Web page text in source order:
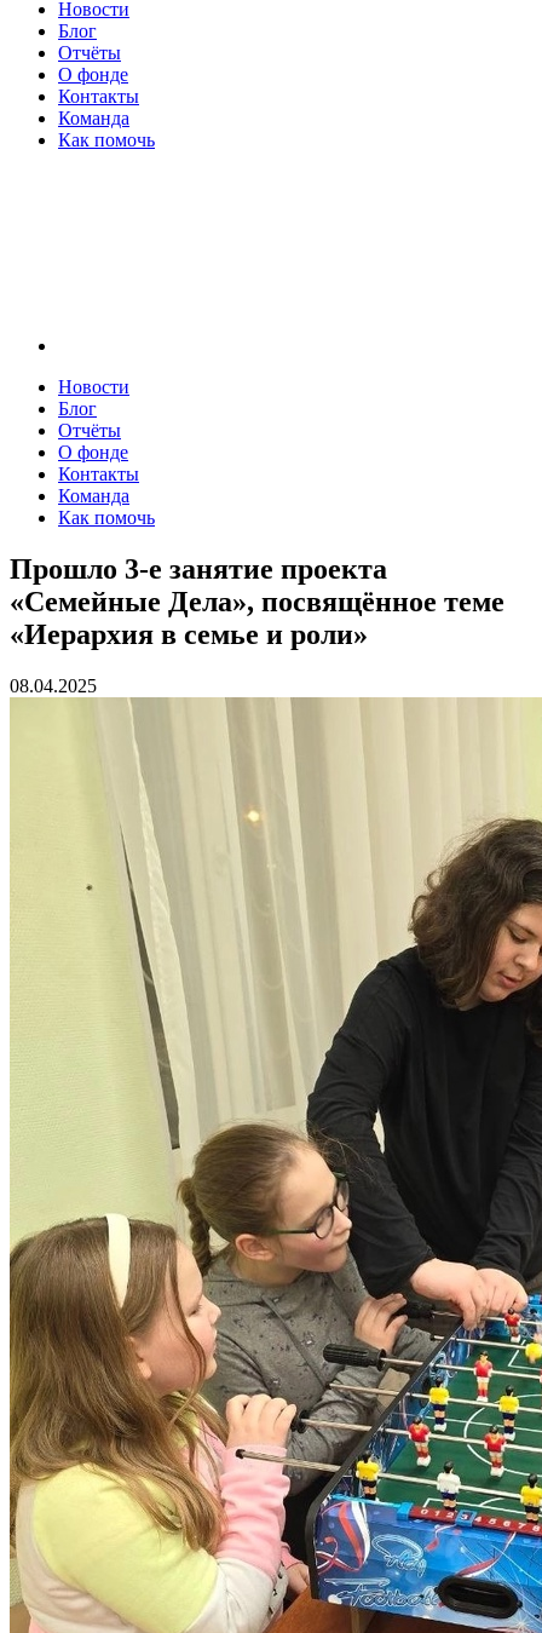
Новости
Блог
Отчёты
О фонде
Контакты
Команда
Как помочь
Новости
Блог
Отчёты
О фонде
Контакты
Команда
Как помочь
Прошло 3-е занятие проекта
«Семейные Дела», посвящённое теме
«Иерархия в семье и роли»
08.04.2025